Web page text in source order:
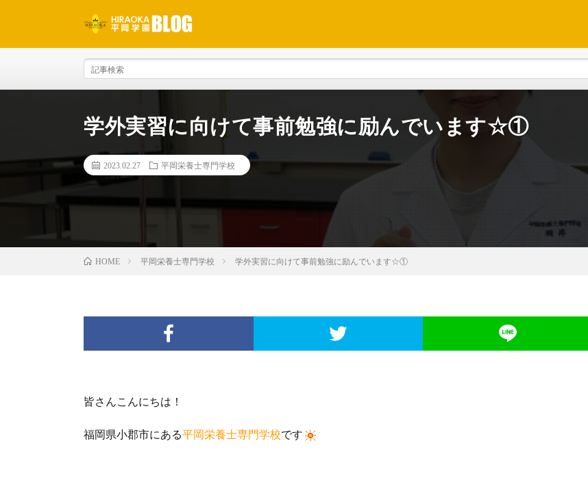
学外実習に向けて事前勉強に励んでいます☆①
2023.02.27 平岡栄養士専門学校
HOME 平岡栄養士専門学校 学外実習に向けて事前勉強に励んでいます☆①
皆さんこんにちは！
福岡県小郡市にある平岡栄養士専門学校です